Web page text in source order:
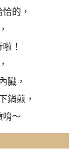
的，
！
臟，
鍋煎，
唷～